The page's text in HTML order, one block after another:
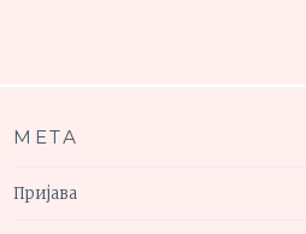
МЕТА
Пријава